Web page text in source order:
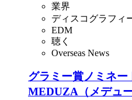
業界
ディスコグラフィ
EDM
聴く
Overseas News
グラミー賞ノミネー
MEDUZA（メデュ